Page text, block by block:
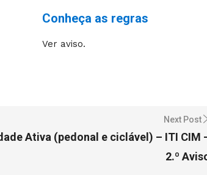
Conheça as regras
Ver aviso.
Next Post
Ativa (pedonal e ciclável) – ITI CIM
2.º